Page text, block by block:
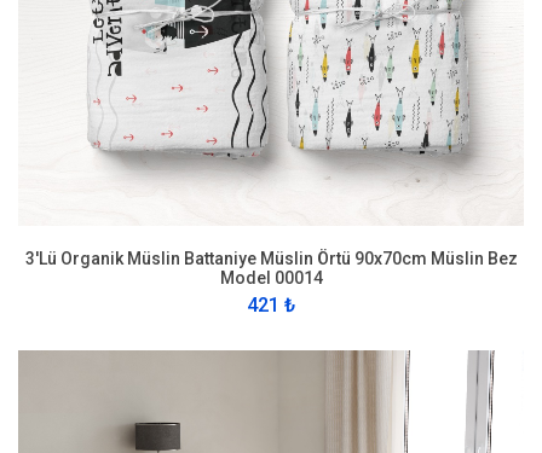
3'Lü Organik Müslin Battaniye Müslin Örtü 90x70cm Müslin Bez
Model 00014
421 ₺